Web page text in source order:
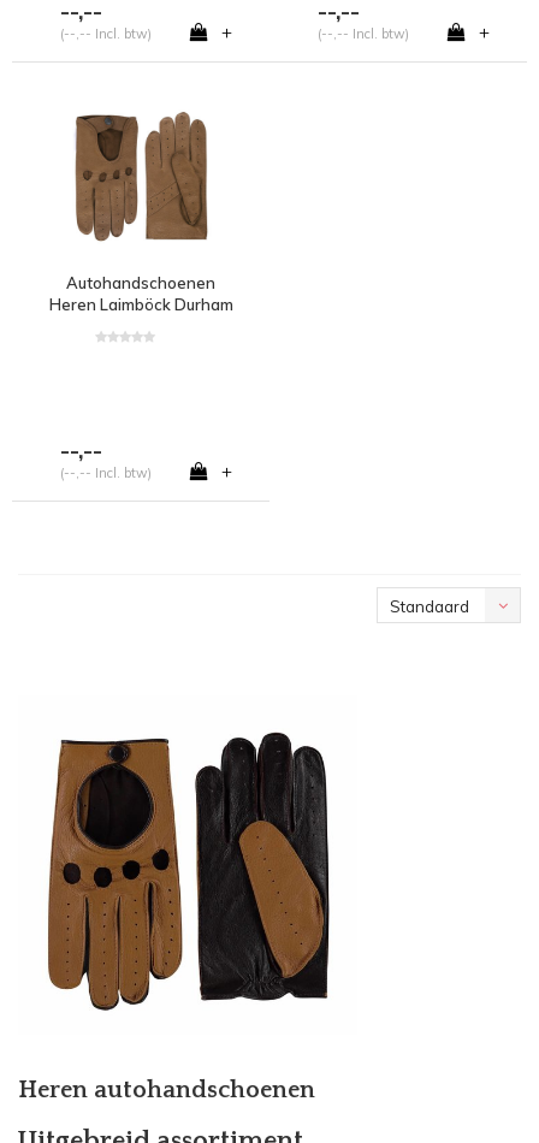
--,--
(--,-- Incl. btw) +
--,--
(--,-- Incl. btw) +
Autohandschoenen
Heren Laimböck Durham
--,--
(--,-- Incl. btw) +
Standaard
Heren autohandschoenen